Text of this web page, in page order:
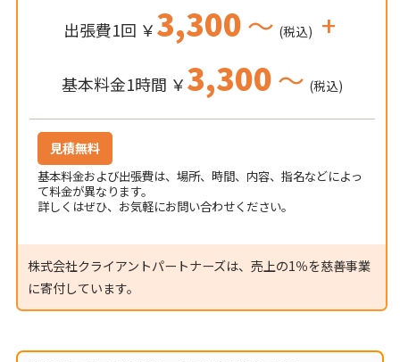
出張費1回 ￥3,300～ (税込) +
基本料金1時間 ￥3,300～ (税込)
見積無料
基本料金および出張費は、場所、時間、内容、指名などによっ
て料金が異なります。
詳しくはぜひ、お気軽にお問い合わせください。
株式会社クライアントパートナーズは、売上の1％を慈善事業
に寄付しています。